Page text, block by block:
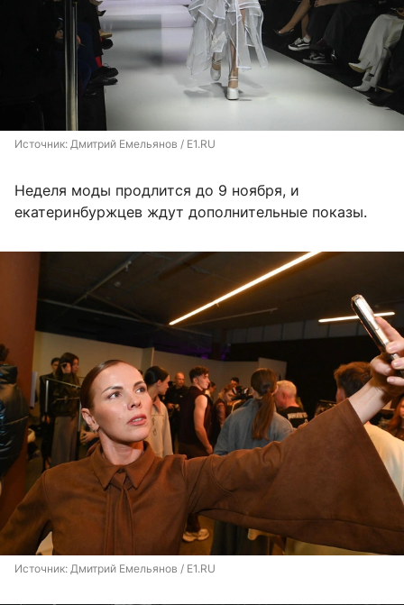
Источник: Дмитрий Емельянов / E1.RU
Неделя моды продлится до 9 ноября, и
екатеринбуржцев ждут дополнительные показы.
Источник: Дмитрий Емельянов / E1.RU